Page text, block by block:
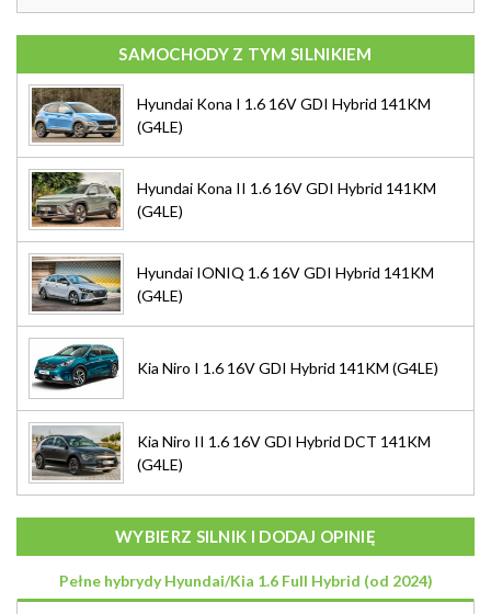
SAMOCHODY Z TYM SILNIKIEM
Hyundai Kona I 1.6 16V GDI Hybrid 141KM
(G4LE)
Hyundai Kona II 1.6 16V GDI Hybrid 141KM
(G4LE)
Hyundai IONIQ 1.6 16V GDI Hybrid 141KM
(G4LE)
Kia Niro I 1.6 16V GDI Hybrid 141KM (G4LE)
Kia Niro II 1.6 16V GDI Hybrid DCT 141KM
(G4LE)
WYBIERZ SILNIK I DODAJ OPINIĘ
Pełne hybrydy Hyundai/Kia 1.6 Full Hybrid (od 2024)